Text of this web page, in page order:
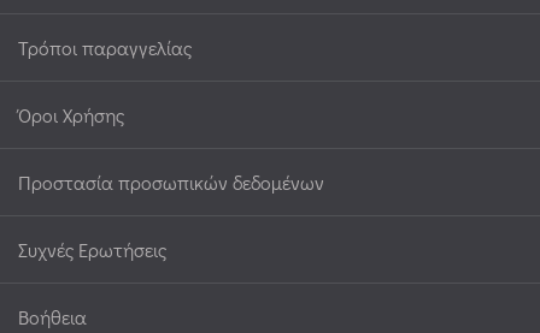
Τρόποι παραγγελίας
Όροι Χρήσης
Προστασία προσωπικών δεδομένων
Συχνές Ερωτήσεις
Βοήθεια